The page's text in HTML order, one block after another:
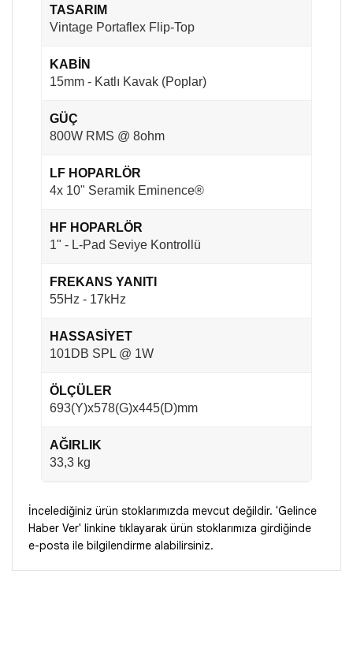
TASARIM
Vintage Portaflex Flip-Top
KABİN
15mm - Katlı Kavak (Poplar)
GÜÇ
800W RMS @ 8ohm
LF HOPARLÖR
4x 10" Seramik Eminence®
HF HOPARLÖR
1" - L-Pad Seviye Kontrollü
FREKANS YANITI
55Hz - 17kHz
HASSASİYET
101DB SPL @ 1W
ÖLÇÜLER
693(Y)x578(G)x445(D)mm
AĞIRLIK
33,3 kg
İncelediğiniz ürün stoklarımızda mevcut değildir. 'Gelince
Haber Ver' linkine tıklayarak ürün stoklarımıza girdiğinde
e-posta ile bilgilendirme alabilirsiniz.